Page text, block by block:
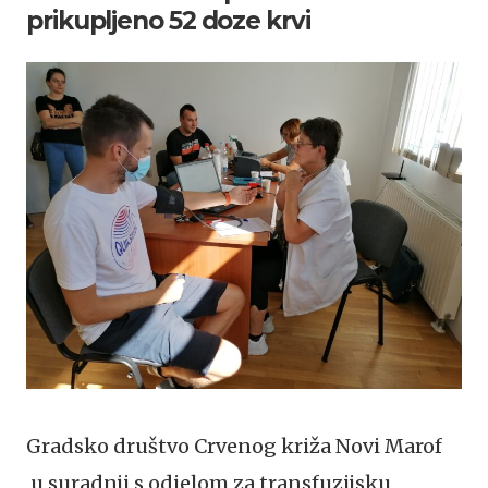
prikupljeno 52 doze krvi
Gradsko društvo Crvenog križa Novi Marof